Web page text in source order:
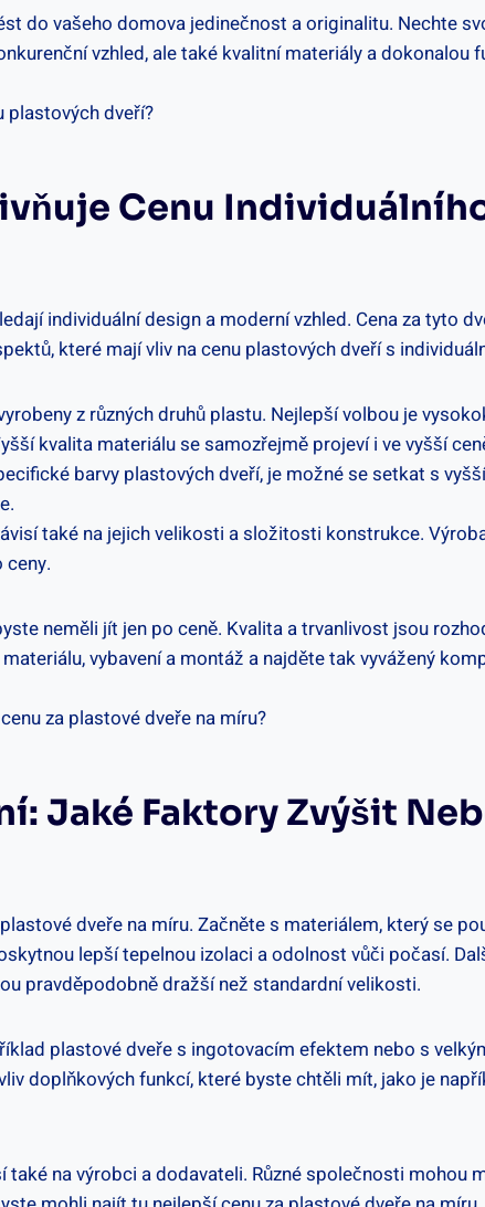
do vašeho domova jedinečnost a originalitu. Nechte
vzhled, ale také kvalitní materiály a
Cenu
individuální design a moderní vzhled. Cena za tyto
které mají vliv na cenu plastových dveří s
z různých druhů plastu. Nejlepší volbou je
kvalita materiálu se samozřejmě projeví i ve vyšší
barvy plastových dveří, je možné se setkat s
také na jejich velikosti a složitosti konstrukce.
neměli jít jen po ceně. Kvalita a trvanlivost jsou
vybavení a montáž a najděte tak vyvážený
Jaké Faktory Zvýšit
dveře na míru. Začněte s materiálem, který se
lepší tepelnou izolaci a odolnost vůči počasí.
pravděpodobně dražší než standardní velikosti.
plastové dveře s ingotovacím efektem nebo s
doplňkových funkcí, které byste chtěli mít, jako je
na výrobci a dodavateli. Různé společnosti mohou